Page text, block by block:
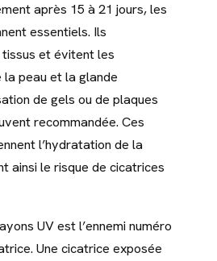
après 15 à 21 jours, les
essentiels. Ils
et évitent les
peau et la glande
de gels ou de plaques
recommandée. Ces
l’hydratation de la
ainsi le risque de cicatrices
UV est l’ennemi numéro
Une cicatrice exposée